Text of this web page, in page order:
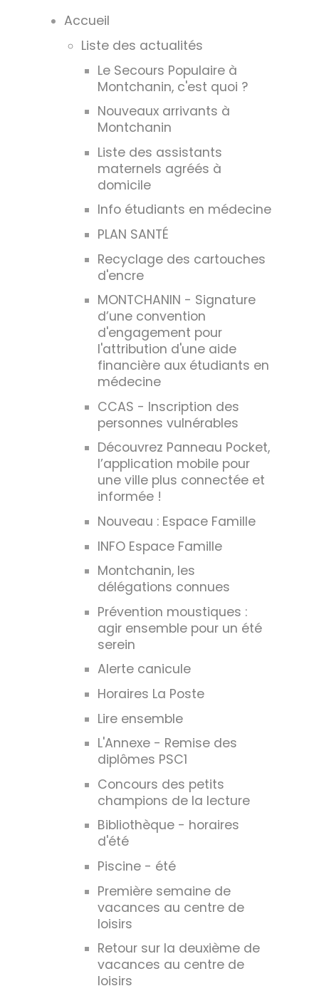
Accueil
Liste des actualités
Le Secours Populaire à
Montchanin, c'est quoi ?
Nouveaux arrivants à
Montchanin
Liste des assistants
maternels agréés à
domicile
Info étudiants en médecine
PLAN SANTÉ
Recyclage des cartouches
d'encre
MONTCHANIN - Signature
d’une convention
d'engagement pour
l'attribution d'une aide
financière aux étudiants en
médecine
CCAS - Inscription des
personnes vulnérables
Découvrez Panneau Pocket,
l’application mobile pour
une ville plus connectée et
informée !
Nouveau : Espace Famille
INFO Espace Famille
Montchanin, les
délégations connues
Prévention moustiques :
agir ensemble pour un été
serein
Alerte canicule
Horaires La Poste
Lire ensemble
L'Annexe - Remise des
diplômes PSC1
Concours des petits
champions de la lecture
Bibliothèque - horaires
d'été
Piscine - été
Première semaine de
vacances au centre de
loisirs
Retour sur la deuxième de
vacances au centre de
loisirs